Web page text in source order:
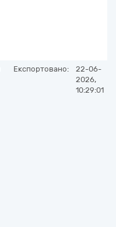
Експортовано:
22-06-
2026,
10:29:01